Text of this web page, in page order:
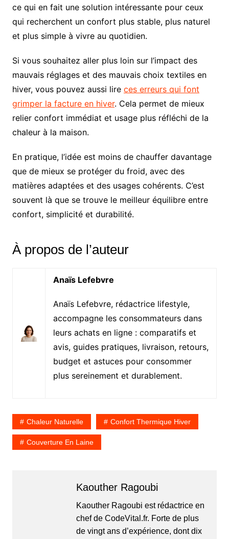
ce qui en fait une solution intéressante pour ceux
qui recherchent un confort plus stable, plus naturel
et plus simple à vivre au quotidien.
Si vous souhaitez aller plus loin sur l’impact des
mauvais réglages et des mauvais choix textiles en
hiver, vous pouvez aussi lire ces erreurs qui font
grimper la facture en hiver. Cela permet de mieux
relier confort immédiat et usage plus réfléchi de la
chaleur à la maison.
En pratique, l’idée est moins de chauffer davantage
que de mieux se protéger du froid, avec des
matières adaptées et des usages cohérents. C’est
souvent là que se trouve le meilleur équilibre entre
confort, simplicité et durabilité.
À propos de l’auteur
Anaïs Lefebvre
Anaïs Lefebvre, rédactrice lifestyle,
accompagne les consommateurs dans
leurs achats en ligne : comparatifs et
avis, guides pratiques, livraison, retours,
budget et astuces pour consommer
plus sereinement et durablement.
Chaleur Naturelle Confort Thermique Hiver
Couverture En Laine
Kaouther Ragoubi
Kaouther Ragoubi est rédactrice en
chef de CodeVital.fr. Forte de plus
de vingt ans d’expérience, dont dix